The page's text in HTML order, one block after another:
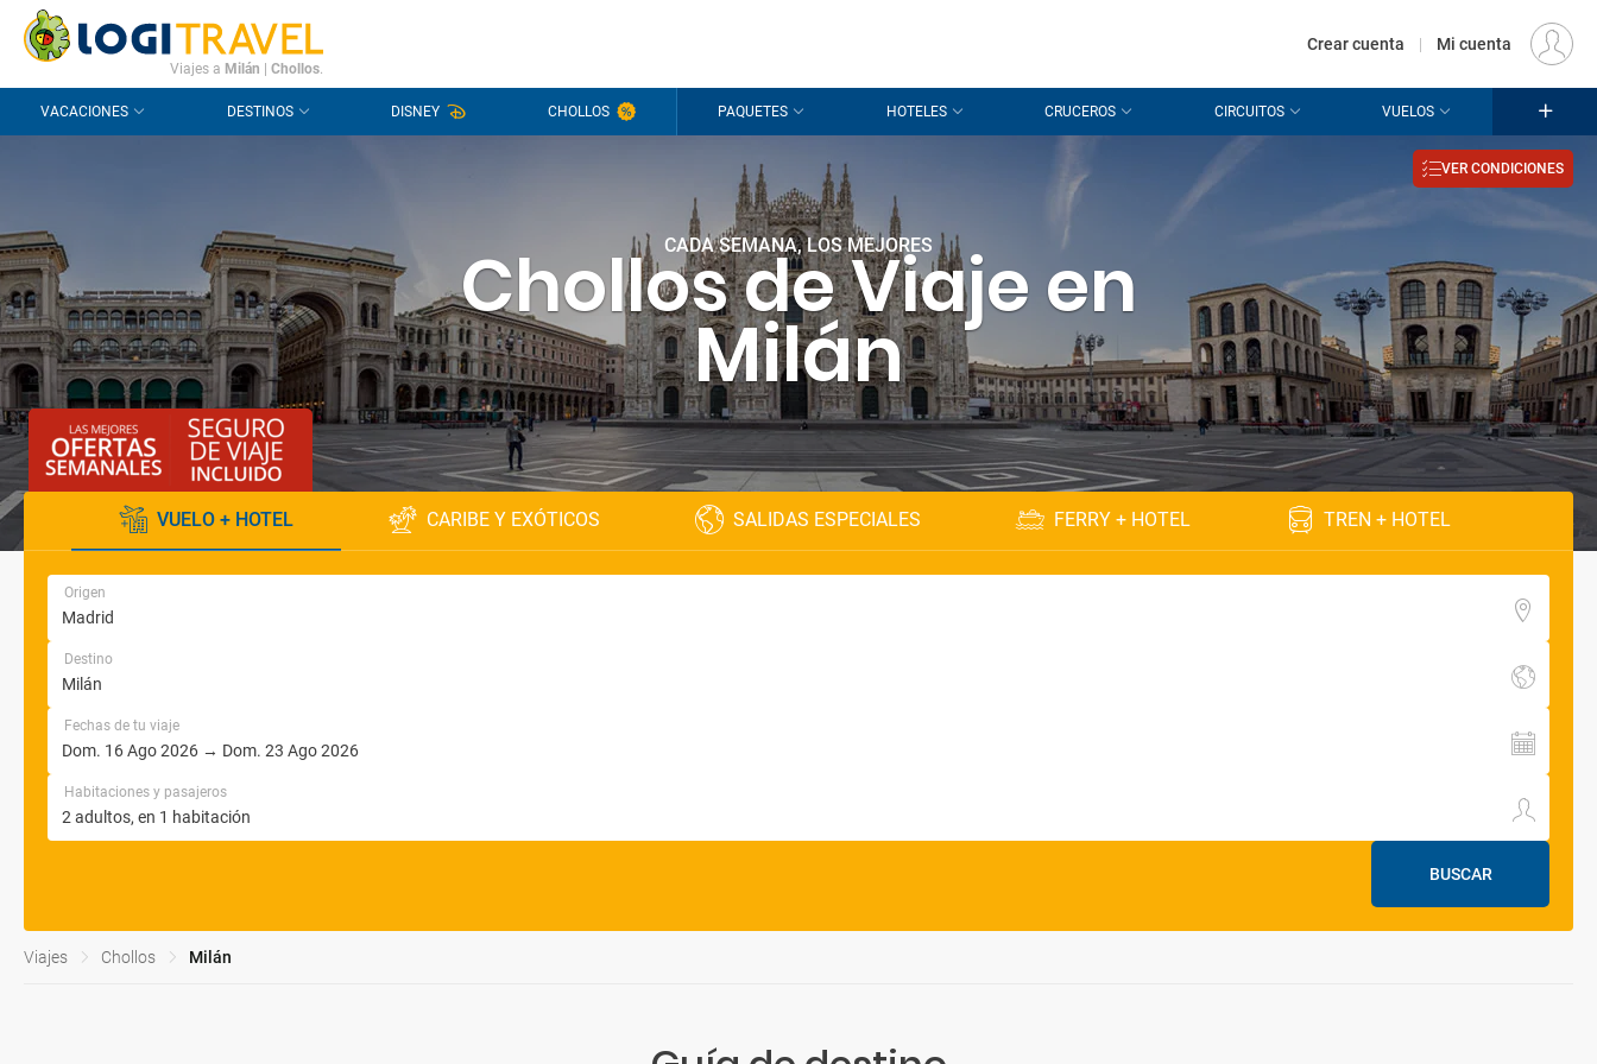
CONTACTO PREGUNTAS FRECUENTES EUR
Viajes a Milán Chollos.
Crear cuenta | Mi cuenta
VACACIONES DESTINOS DISNEY CHOLLOS PAQUETES HOTELES CRUCEROS CIRCUITOS VUELOS
CADA SEMANA, LOS MEJORES
Chollos de Viaje en
Milán
VER CONDICIONES
VUELO + HOTEL CARIBE Y EXÓTICOS SALIDAS ESPECIALES FERRY + HOTEL TREN + HOTEL
Origen
Destino
Fechas de tu viaje
Habitaciones y pasajeros
BUSCAR
Viajes Chollos Milán